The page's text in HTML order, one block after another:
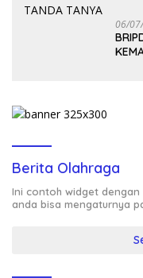
06/
Berita Olahraga
Ini contoh widget
anda bisa mengaturnya